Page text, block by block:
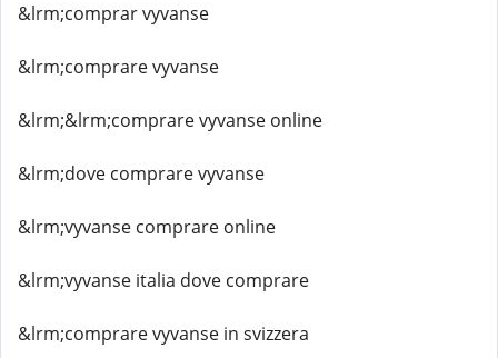
&lrm;comprar vyvanse
&lrm;comprare vyvanse
&lrm;&lrm;comprare vyvanse online
&lrm;dove comprare vyvanse
&lrm;vyvanse comprare online
&lrm;vyvanse italia dove comprare
&lrm;comprare vyvanse in svizzera